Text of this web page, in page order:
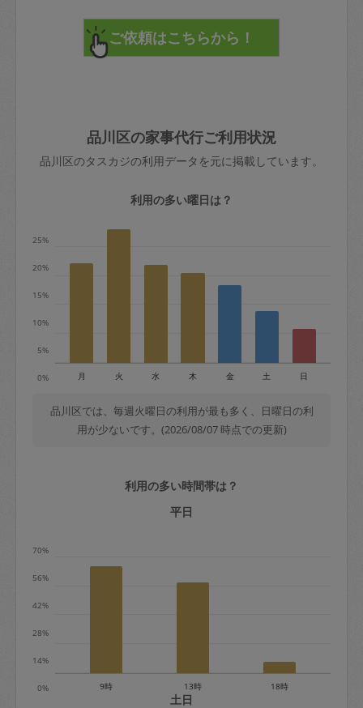
直前キャンセル料：
72時間前〜24時間前＝依頼料金の50%
依頼者不在による当日キャンセル＝依頼
金額の100%＋交通費全額
※例：依頼日時／土曜日午前9時開始の場
＋交通費全額
依頼者不在による当日キャンセル＝依頼
金額の100%＋交通費全額
定期契約をキャンセルする場合、毎週定
期は月2回まで隔週定期は月1回までキャ
※キャンセル料金の設定について：
みてください。
その後、一番気に入ったタスカジさんに
てください。
不在時に部屋に入るためにタスカジさん
きた場合は損害保険の対象外となるので
ご注意ください。
で、必ず鍵のかかるロッカーや金庫に入
れて依頼者の責任の元管理するよう心掛
けてください。
玉、など
あわせてこちらも参照ください：初めて
はありますか？
品川区の家事代行ご利用状況
品川区のタスカジの利用データを元に掲載しています。
利用の多い曜日は？
0%
5%
10%
15%
20%
25%
月 火 水 木 金 土 日
品川区では、毎週火曜日の利用が最も多く、日曜日の利
用が少ないです。(2026/08/07 時点での更新)
利用の多い時間帯は？
平日
0%
14%
28%
42%
56%
70%
9時 13時 18時
土日